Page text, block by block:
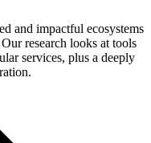
and impactful ecosystems
research looks at tools
services, plus a deeply